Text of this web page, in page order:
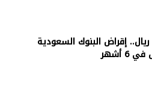
ريال.. إقراض البنوك السعودية
6 أشهر